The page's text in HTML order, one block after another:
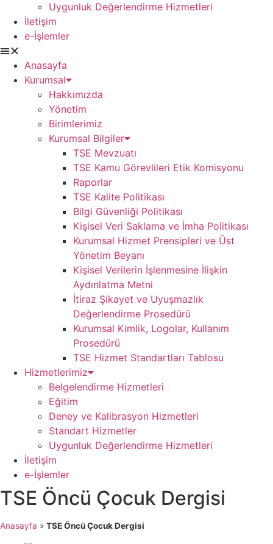
Uygunluk Değerlendirme Hizmetleri
İletişim
e-İşlemler
Anasayfa
Kurumsal
Hakkımızda
Yönetim
Birimlerimiz
Kurumsal Bilgiler
TSE Mevzuatı
TSE Kamu Görevlileri Etik Komisyonu
Raporlar
TSE Kalite Politikası
Bilgi Güvenliği Politikası
Kişisel Veri Saklama ve İmha Politikası
Kurumsal Hizmet Prensipleri ve Üst
Yönetim Beyanı
Kişisel Verilerin İşlenmesine İlişkin
Aydınlatma Metni
İtiraz Şikayet ve Uyuşmazlık
Değerlendirme Prosedürü
Kurumsal Kimlik, Logolar, Kullanım
Prosedürü
TSE Hizmet Standartları Tablosu
Hizmetlerimiz
Belgelendirme Hizmetleri
Eğitim
Deney ve Kalibrasyon Hizmetleri
Standart Hizmetler
Uygunluk Değerlendirme Hizmetleri
İletişim
e-İşlemler
TSE Öncü Çocuk Dergisi
Anasayfa » TSE Öncü Çocuk Dergisi